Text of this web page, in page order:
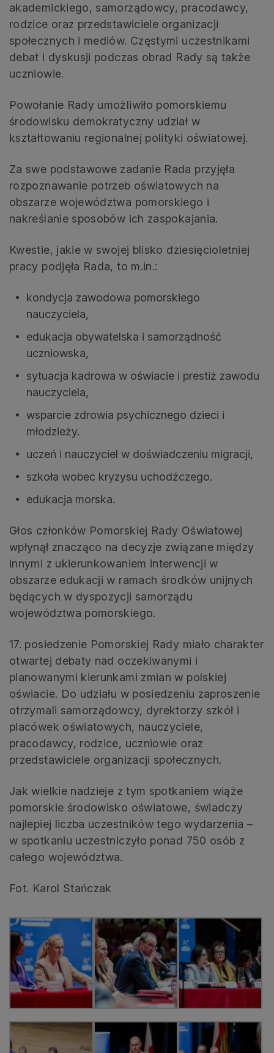
akademickiego, samorządowcy, pracodawcy,
rodzice oraz przedstawiciele organizacji
społecznych i mediów. Częstymi uczestnikami
debat i dyskusji podczas obrad Rady są także
uczniowie.
Powołanie Rady umożliwiło pomorskiemu
środowisku demokratyczny udział w
kształtowaniu regionalnej polityki oświatowej.
Za swe podstawowe zadanie Rada przyjęła
rozpoznawanie potrzeb oświatowych na
obszarze województwa pomorskiego i
nakreślanie sposobów ich zaspokajania.
Kwestie, jakie w swojej blisko dziesięcioletniej
pracy podjęła Rada, to m.in.:
kondycja zawodowa pomorskiego
nauczyciela,
edukacja obywatelska i samorządność
uczniowska,
sytuacja kadrowa w oświacie i prestiż zawodu
nauczyciela,
wsparcie zdrowia psychicznego dzieci i
młodzieży.
uczeń i nauczyciel w doświadczeniu migracji,
szkoła wobec kryzysu uchodźczego.
edukacja morska.
Głos członków Pomorskiej Rady Oświatowej
wpłynął znacząco na decyzje związane między
innymi z ukierunkowaniem interwencji w
obszarze edukacji w ramach środków unijnych
będących w dyspozycji samorządu
województwa pomorskiego.
17. posiedzenie Pomorskiej Rady miało charakter
otwartej debaty nad oczekiwanymi i
planowanymi kierunkami zmian w polskiej
oświacie. Do udziału w posiedzeniu zaproszenie
otrzymali samorządowcy, dyrektorzy szkół i
placówek oświatowych, nauczyciele,
pracodawcy, rodzice, uczniowie oraz
przedstawiciele organizacji społecznych.
Jak wielkie nadzieje z tym spotkaniem wiąże
pomorskie środowisko oświatowe, świadczy
najlepiej liczba uczestników tego wydarzenia –
w spotkaniu uczestniczyło ponad 750 osób z
całego województwa.
Fot. Karol Stańczak